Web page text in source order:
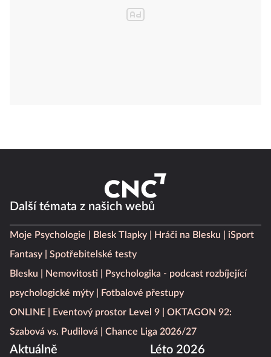
Další témata z našich webů
Moje Psychologie Blesk Tlapky Hráči na Blesku
iSport
Fantasy
Spotřebitelské testy
Blesku
Nemovitosti
Psychologika - podcast rozbíjející
psychologické mýty
Fotbalové přestupy
ONLINE
Eventový prostor Level 9
OKTAGON 92:
Szabová vs. Pudilová
Chance Liga 2026/27
Aktuálně Léto 2026